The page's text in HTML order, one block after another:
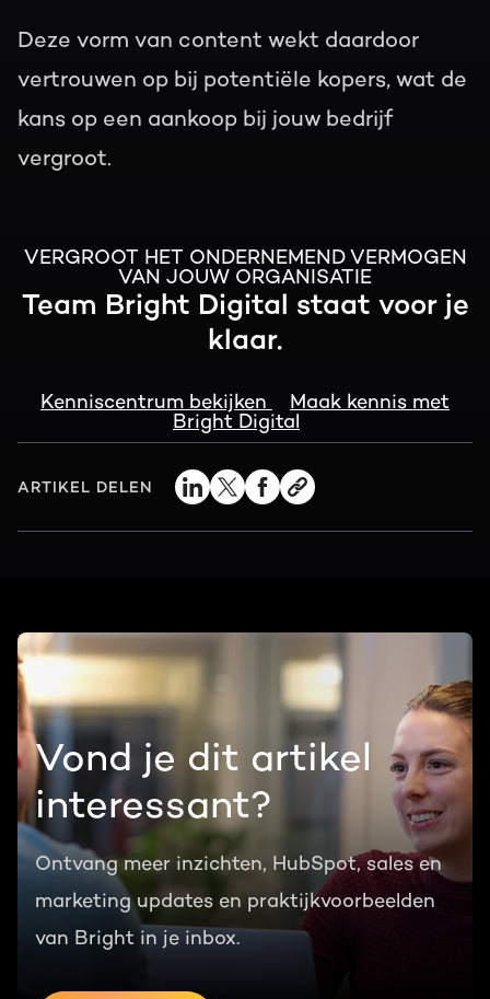
Deze vorm van content wekt daardoor
vertrouwen op bij potentiële kopers, wat de
kans op een aankoop bij jouw bedrijf
vergroot.
VERGROOT HET ONDERNEMEND VERMOGEN
VAN JOUW ORGANISATIE
Team Bright Digital staat voor je
klaar.
Kenniscentrum bekijken
Maak kennis met
Bright Digital
ARTIKEL DELEN
Vond je dit artikel
interessant?
Ontvang meer inzichten, HubSpot, sales en
marketing updates en praktijkvoorbeelden
van Bright in je inbox.